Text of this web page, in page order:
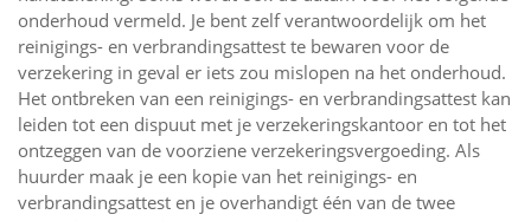
onderhoud vermeld. Je bent zelf verantwoordelijk om het
reinigings- en verbrandingsattest te bewaren voor de
verzekering in geval er iets zou mislopen na het onderhoud.
Het ontbreken van een reinigings- en verbrandingsattest kan
leiden tot een dispuut met je verzekeringskantoor en tot het
ontzeggen van de voorziene verzekeringsvergoeding. Als
huurder maak je een kopie van het reinigings- en
verbrandingsattest en je overhandigt één van de twee